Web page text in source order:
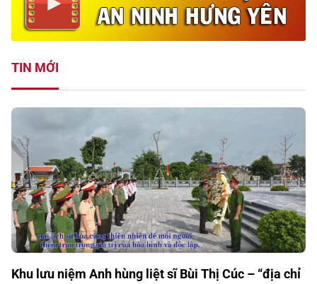
TIN MỚI
Khu lưu niệm Anh hùng liệt sĩ Bùi Thị Cúc – “địa chỉ